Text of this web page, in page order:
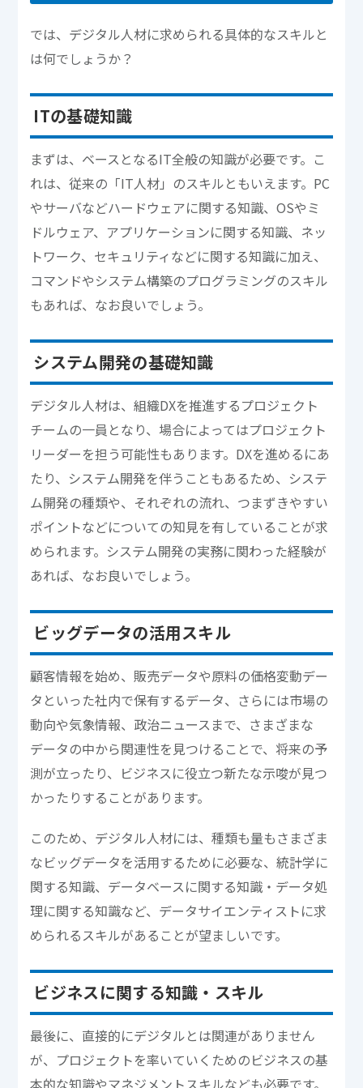
では、デジタル人材に求められる具体的なスキルと
は何でしょうか？
ITの基礎知識
まずは、ベースとなるIT全般の知識が必要です。こ
れは、従来の「IT人材」のスキルともいえます。PC
やサーバなどハードウェアに関する知識、OSやミ
ドルウェア、アプリケーションに関する知識、ネッ
トワーク、セキュリティなどに関する知識に加え、
コマンドやシステム構築のプログラミングのスキル
もあれば、なお良いでしょう。
システム開発の基礎知識
デジタル人材は、組織DXを推進するプロジェクト
チームの一員となり、場合によってはプロジェクト
リーダーを担う可能性もあります。DXを進めるにあ
たり、システム開発を伴うこともあるため、システ
ム開発の種類や、それぞれの流れ、つまずきやすい
ポイントなどについての知見を有していることが求
められます。システム開発の実務に関わった経験が
あれば、なお良いでしょう。
ビッグデータの活用スキル
顧客情報を始め、販売データや原料の価格変動デー
タといった社内で保有するデータ、さらには市場の
動向や気象情報、政治ニュースまで、さまざまな
データの中から関連性を見つけることで、将来の予
測が立ったり、ビジネスに役立つ新たな示唆が見つ
かったりすることがあります。
このため、デジタル人材には、種類も量もさまざま
なビッグデータを活用するために必要な、統計学に
関する知識、データベースに関する知識・データ処
理に関する知識など、データサイエンティストに求
められるスキルがあることが望ましいです。
ビジネスに関する知識・スキル
最後に、直接的にデジタルとは関連がありません
が、プロジェクトを率いていくためのビジネスの基
本的な知識やマネジメントスキルなども必要です。